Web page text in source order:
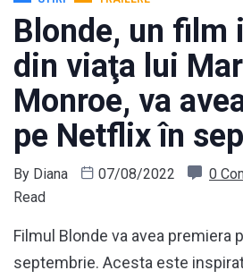
Blonde, un film
din viaţa lui
Monroe, va
pe Netflix în
By Diana 07/08/2022 0
Read
Filmul Blonde va avea premiera
septembrie. Acesta este